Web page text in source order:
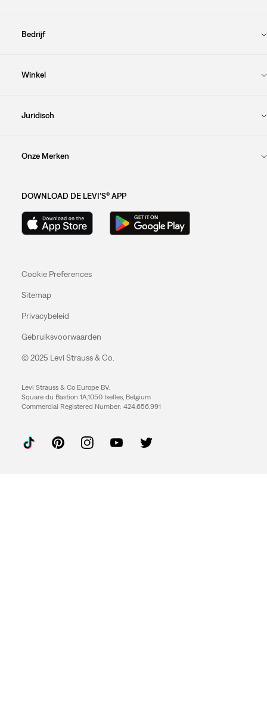
Bedrijf
Winkel
Juridisch
Onze Merken
DOWNLOAD DE LEVI'S® APP
Cookie Preferences
Sitemap
Privacybeleid
Gebruiksvoorwaarden
© 2025 Levi Strauss & Co.
Levi Strauss & Co Europe BV.
Square du Bastion 1A,1050 Ixelles, Belgium
Commercial Registered Number: 424.656.991